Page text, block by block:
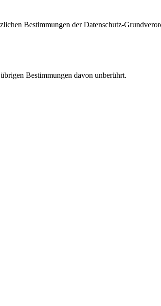
Bestimmungen der Datenschutz-
Bestimmungen davon unberührt.